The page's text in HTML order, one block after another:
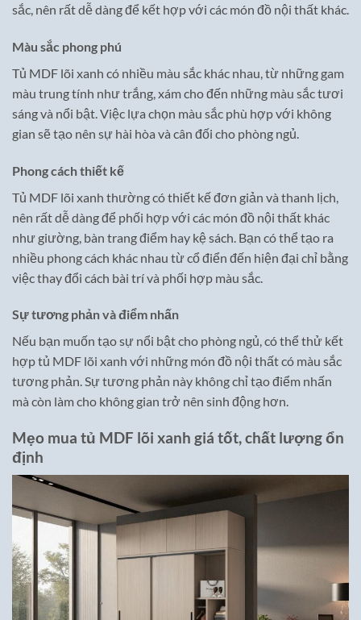
sắc, nên rất dễ dàng để kết hợp với các món đồ nội thất khác.
Màu sắc phong phú
Tủ MDF lõi xanh có nhiều màu sắc khác nhau, từ những gam
màu trung tính như trắng, xám cho đến những màu sắc tươi
sáng và nổi bật. Việc lựa chọn màu sắc phù hợp với không
gian sẽ tạo nên sự hài hòa và cân đối cho phòng ngủ.
Phong cách thiết kế
Tủ MDF lõi xanh thường có thiết kế đơn giản và thanh lịch,
nên rất dễ dàng để phối hợp với các món đồ nội thất khác
như giường, bàn trang điểm hay kệ sách. Bạn có thể tạo ra
nhiều phong cách khác nhau từ cổ điển đến hiện đại chỉ bằng
việc thay đổi cách bài trí và phối hợp màu sắc.
Sự tương phản và điểm nhấn
Nếu bạn muốn tạo sự nổi bật cho phòng ngủ, có thể thử kết
hợp tủ MDF lõi xanh với những món đồ nội thất có màu sắc
tương phản. Sự tương phản này không chỉ tạo điểm nhấn
mà còn làm cho không gian trở nên sinh động hơn.
Mẹo mua tủ MDF lõi xanh giá tốt, chất lượng ổn
định